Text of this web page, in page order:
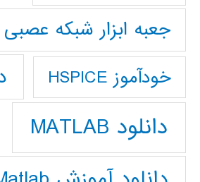
جعبه ابزار شبکه عصبی
خودآموز HSPICE
دانلود MATLAB